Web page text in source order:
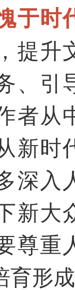
于时
提升
、引
者从
新时
深入
新大
尊重
育形